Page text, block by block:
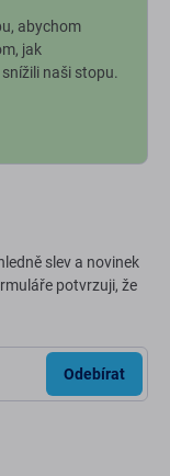
abychom
jak
naši stopu.
slev a novinek
potvrzuji, že
Odebírat